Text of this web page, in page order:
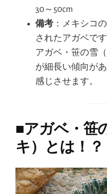
30～50cm
備考 ：メキシコ
されたアガベで
アガベ・笹の雪
が細長い傾向が
感じさせます。
■アガベ・笹
キ）とは！？